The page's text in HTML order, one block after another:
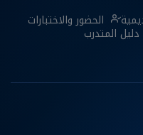
الحضور والاختبارات
دليل المتدرب